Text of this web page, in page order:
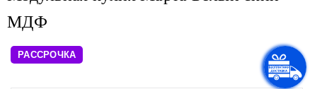
МДФ
РАССРОЧКА